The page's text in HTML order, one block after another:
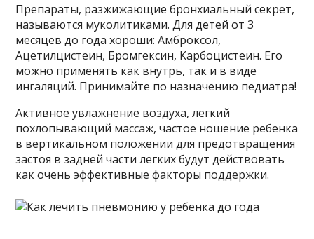
Препараты, разжижающие бронхиальный секрет,
называются муколитиками. Для детей от 3
месяцев до года хороши: Амброксол,
Ацетилцистеин, Бромгексин, Карбоцистеин. Его
можно применять как внутрь, так и в виде
ингаляций. Принимайте по назначению педиатра!
Активное увлажнение воздуха, легкий
похлопывающий массаж, частое ношение ребенка
в вертикальном положении для предотвращения
застоя в задней части легких будут действовать
как очень эффективные факторы поддержки.